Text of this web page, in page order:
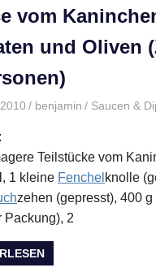
vom
und Oliven
benjamin Saucen &
Teilstücke vom
1 kleine Fenchel knolle
zehen (gepresst), 400
Packung), 2